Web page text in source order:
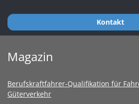
Kontakt
Magazin
Berufskraftfahrer-Qualifikation für
Güterverkehr